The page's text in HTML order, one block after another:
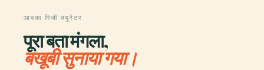
आपका निजी क्यूरेटर
पूरा बता मंगला,
बखूबी सुनाया गया।